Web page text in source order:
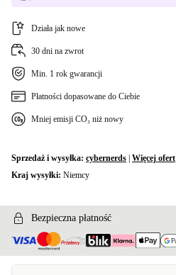
Działa jak nowe
30 dni na zwrot
Min. 1 rok gwarancji
Płatności dopasowane do Ciebie
Mniej emisji CO₂ niż nowy
Sprzedaż i wysyłka: cybernerds Więcej ofert
Kraj wysyłki: Niemcy
Bezpieczna płatność